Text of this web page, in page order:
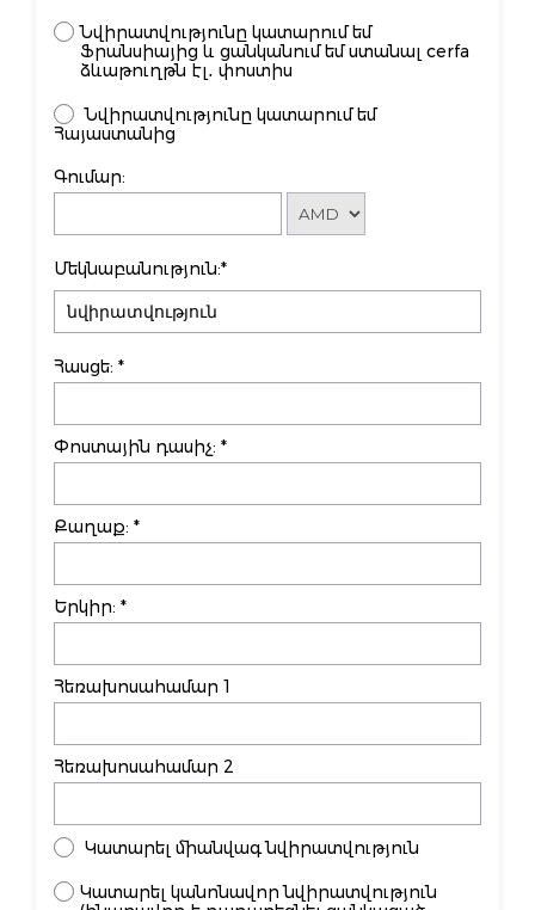
Նվիրատվությունը կատարում եմ
Ֆրանսիայից և ցանկանում եմ ստանալ cerfa
ձևաթուղթն էլ․ փոստիս
Նվիրատվությունը կատարում եմ
Հայաստանից
Գումար:
Մեկնաբանություն:*
Հասցե: *
Փոստային դասիչ: *
Քաղաք: *
Երկիր: *
Հեռախոսահամար 1
Հեռախոսահամար 2
Կատարել միանվագ նվիրատվություն
Կատարել կանոնավոր նվիրատվություն